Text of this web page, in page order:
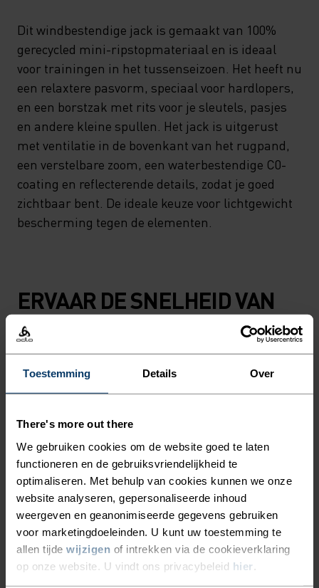
Toestemming Details Over
There's more out there
We gebruiken cookies om de website goed te laten
functioneren en de gebruiksvriendelijkheid te
optimaliseren. Met behulp van cookies kunnen we onze
website analyseren, gepersonaliseerde inhoud
weergeven en geanonimiseerde gegevens gebruiken
voor marketingdoeleinden. U kunt uw toestemming te
allen tijde wijzigen of intrekken via de cookieverklaring
op onze website. U vindt ons privacybeleid hier
Dit windbestendige jack is gemaakt van 100%
gerecycled mini-ripstopmateriaal en is ideaal
voor trainingen in het tussenseizoen. Het heeft nu
een relaxtere pasvorm, speciaal voor hardlopers,
en een borstzak met rits voor je sleutels, pasjes
en andere kleine spullen. Het jack is uitgerust
met ventilatie in de bovenkant van het rugpand,
een verstelbare zoom, een waterbestendige C0-
coating en reflecterende details, zodat je goed
zichtbaar bent. De ideale keuze voor lichtgewicht
bescherming tegen de elementen.
ERVAAR DE SNELHEID VAN
LICHT
Blijf droog. Loop sneller. Performance
ACTIVITEITSNIVEAU
LAAG MATIG HOOG
SOORT ACTIVITEIT
WAT DAN OOK HOGE INTENSITEIT
Hardlopen